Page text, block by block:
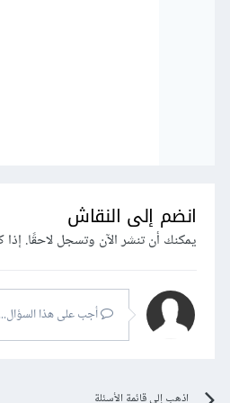
انضم إلى النقاش
يمكنك أن تنشر الآن وتسجل لاحقًا.
أجب على هذا السؤال...
اذهب إلى قائمة الأسئلة